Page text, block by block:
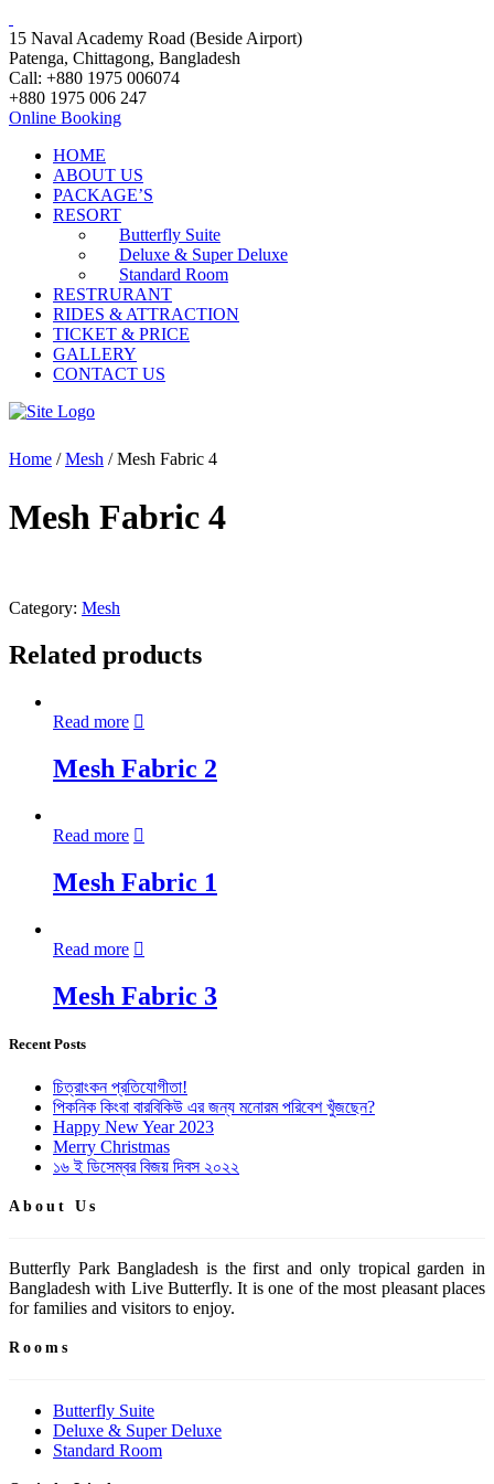
15 Naval Academy Road (Beside Airport)
Patenga, Chittagong, Bangladesh
Call: +880 1975 006074
+880 1975 006 247
Online Booking
HOME
ABOUT US
PACKAGE’S
RESORT
Butterfly Suite
Deluxe & Super Deluxe
Standard Room
RESTRURANT
RIDES & ATTRACTION
TICKET & PRICE
GALLERY
CONTACT US
Home /Mesh / Mesh Fabric 4
Mesh Fabric 4
Category: Mesh
Related products
Read more
Mesh Fabric 2
Read more
Mesh Fabric 1
Read more
Mesh Fabric 3
Recent Posts
চিত্রাংকন প্রতিযোগীতা!
পিকনিক কিংবা বারবিকিউ এর জন্য মনোরম পরিবেশ খুঁজছেন?
Happy New Year 2023
Merry Christmas
১৬ ই ডিসেম্বর বিজয় দিবস ২০২২
About Us
Butterfly Park Bangladesh is the first and only tropical garden in
Bangladesh with Live Butterfly. It is one of the most pleasant places
for families and visitors to enjoy.
Rooms
Butterfly Suite
Deluxe & Super Deluxe
Standard Room